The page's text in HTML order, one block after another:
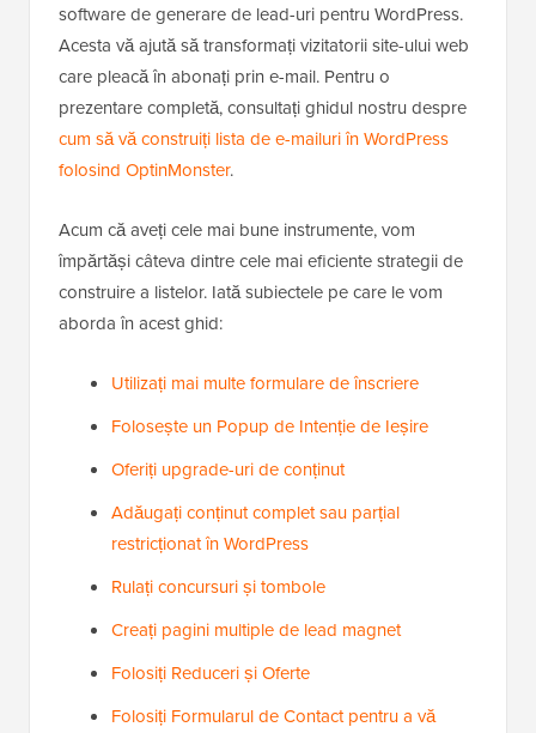
software de generare de lead-uri pentru WordPress.
Acesta vă ajută să transformați vizitatorii site-ului web
care pleacă în abonați prin e-mail. Pentru o
prezentare completă, consultați ghidul nostru despre
cum să vă construiți lista de e-mailuri în WordPress
folosind OptinMonster.
Acum că aveți cele mai bune instrumente, vom
împărtăși câteva dintre cele mai eficiente strategii de
construire a listelor. Iată subiectele pe care le vom
aborda în acest ghid:
Utilizați mai multe formulare de înscriere
Folosește un Popup de Intenție de Ieșire
Oferiți upgrade-uri de conținut
Adăugați conținut complet sau parțial
restricționat în WordPress
Rulați concursuri și tombole
Creați pagini multiple de lead magnet
Folosiți Reduceri și Oferte
Folosiți Formularul de Contact pentru a vă